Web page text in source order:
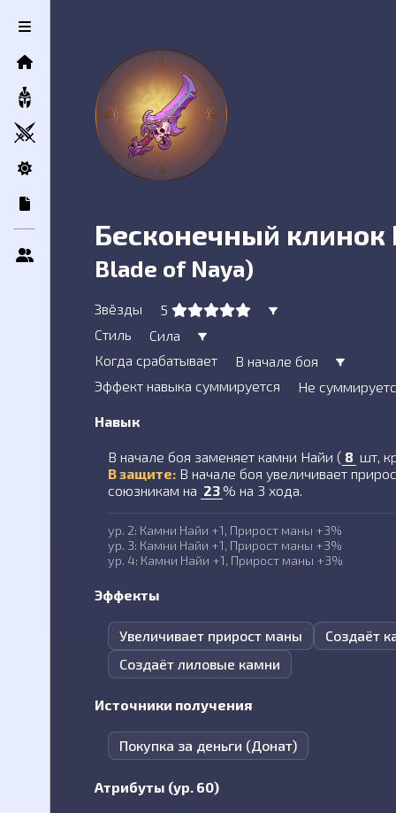
Контактная информация
Сообщение
ОтправитьБесконечный
Blade of Naya)
Звёзды
5
Стиль
Сила
Когда срабатывает
В начале боя
Эффект навыка суммируется
Не
Навык
В начале боя заменяет камни Найи ( 8 шт,
В защите:В начале боя увеличивает
союзникам на 23 % на 3 хода.
ур. 2: Камни Найи +1, Прирост маны +3%
ур. 3: Камни Найи +1, Прирост маны +3%
ур. 4: Камни Найи +1, Прирост маны +3%
Эффекты
Увеличивает прирост маны
Создаёт
Создаёт лиловые камни
Источники получения
Покупка за деньги (Донат)
Атрибуты (ур. 60)